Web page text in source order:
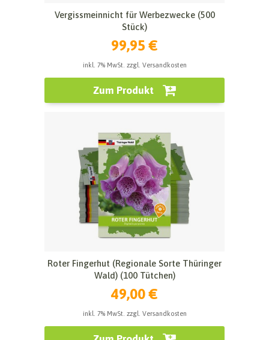
Vergissmeinnicht für Werbezwecke (500
Stück)
99,95 €
inkl. 7% MwSt. zzgl. Versandkosten
Zum Produkt
Roter Fingerhut (Regionale Sorte Thüringer
Wald) (100 Tütchen)
49,00 €
inkl. 7% MwSt. zzgl. Versandkosten